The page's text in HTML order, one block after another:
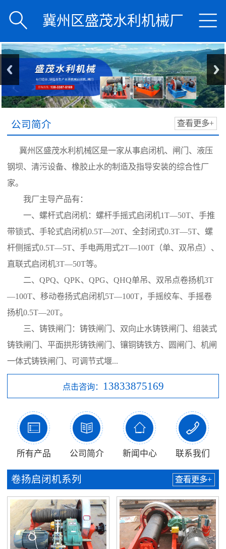

 冀州区盛茂水利机械厂
公司简介 查看更多+
冀州区盛茂水利机械区是一家从事启闭机、闸门、液压
钢坝、清污设备、橡胶止水的制造及指导安装的综合性厂
家。
我厂主导产品有：
一、螺杆式启闭机：螺杆手摇式启闭机1T—50T、手推
带锁式、手轮式启闭机0.5T—20T、全封闭式0.3T—5T、螺
杆侧摇式0.5T—5T、手电两用式2T—100T（单、双吊点）、
直联式启闭机3T—50T等。
二、QPQ、QPK、QPG、QHQ单吊、双吊点卷扬机3T
—100T、移动卷扬式启闭机5T—100T，手摇绞车、手摇卷
扬机0.5T—20T。
三、铸铁闸门：铸铁闸门、双向止水铸铁闸门、组装式
铸铁闸门、平面拱形铸铁闸门、镶铜铸铁方、圆闸门、机闸
一体式铸铁闸门、可调节式堰...
点击咨询： 13833875169

所有产品

公司简介

新闻中心

联系我们
卷扬启闭机系列 查看更多+